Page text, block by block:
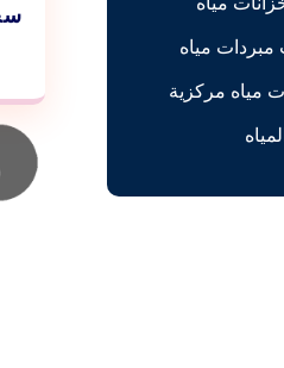
مياه
مياه مركزية